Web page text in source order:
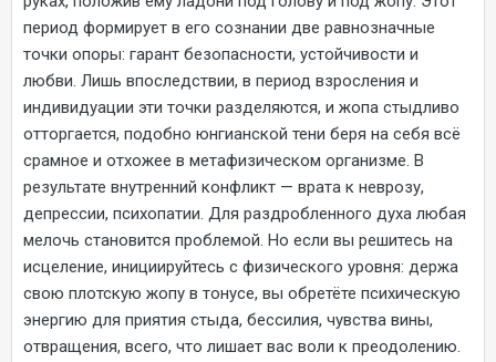
период формирует в его сознании две равнозначные
точки опоры: гарант безопасности, устойчивости и
любви. Лишь впоследствии, в период взросления и
индивидуации эти точки разделяются, и жопа стыдливо
отторгается, подобно юнгианской тени беря на себя всё
срамное и отхожее в метафизическом организме. В
результате внутренний конфликт — врата к неврозу,
депрессии, психопатии. Для раздробленного духа любая
мелочь становится проблемой. Но если вы решитесь на
исцеление, инициируйтесь с физического уровня: держа
свою плотскую жопу в тонусе, вы обретёте психическую
энергию для приятия стыда, бессилия, чувства вины,
отвращения, всего, что лишает вас воли к преодолению.